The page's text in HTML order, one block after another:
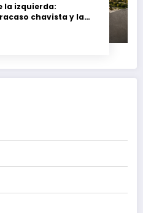
la izquierda:
chavista y la